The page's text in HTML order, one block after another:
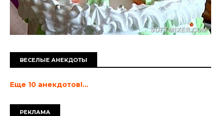
ВЕСЕЛЫЕ АНЕКДОТЫ
Еще 10 анекдотов!...
РЕКЛАМА